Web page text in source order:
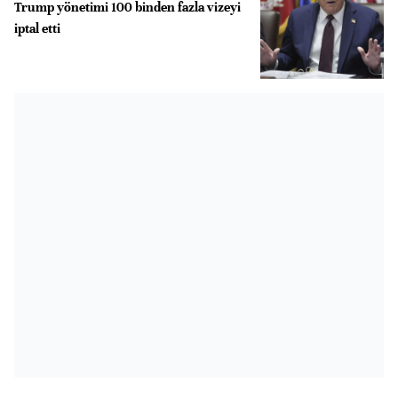
Trump yönetimi 100 binden fazla vizeyi
iptal etti